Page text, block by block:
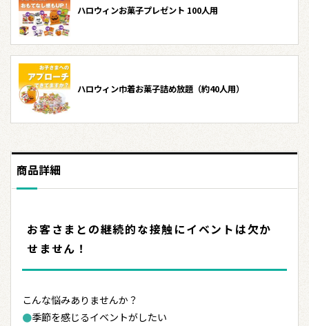
ハロウィンお菓子プレゼント 100人用
ハロウィン巾着お菓子詰め放題（約40人用）
商品詳細
お客さまとの継続的な接触にイベントは欠か
せません！
こんな悩みありませんか？
●季節を感じるイベントがしたい